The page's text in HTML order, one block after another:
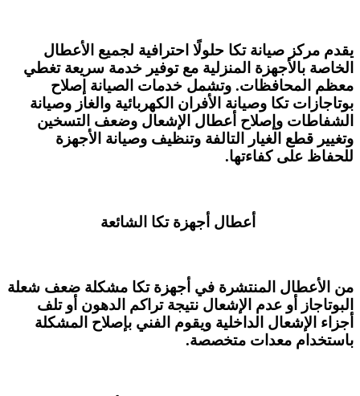
يقدم مركز صيانة تكا حلولًا احترافية لجميع الأعطال
الخاصة بالأجهزة المنزلية مع توفير خدمة سريعة تغطي
معظم المحافظات. وتشمل خدمات الصيانة إصلاح
بوتاجازات تكا وصيانة الأفران الكهربائية والغاز وصيانة
الشفاطات وإصلاح أعطال الإشعال وضعف التسخين
وتغيير قطع الغيار التالفة وتنظيف وصيانة الأجهزة
للحفاظ على كفاءتها.
أعطال أجهزة تكا الشائعة
من الأعطال المنتشرة في أجهزة تكا مشكلة ضعف شعلة
البوتاجاز أو عدم الإشعال نتيجة تراكم الدهون أو تلف
أجزاء الإشعال الداخلية ويقوم الفني بإصلاح المشكلة
باستخدام معدات متخصصة.